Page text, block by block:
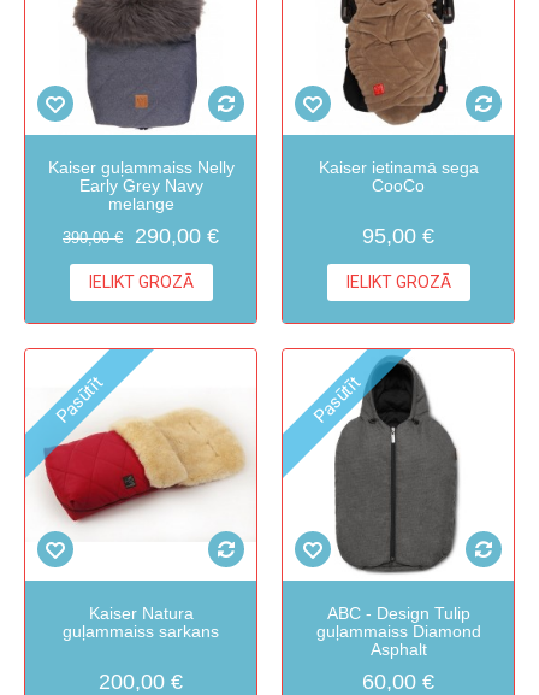
Kaiser guļammaiss Nelly
Early Grey Navy
melange
390,00 € 290,00 €
IELIKT GROZĀ
Kaiser ietinamā sega
CooCo
95,00 €
IELIKT GROZĀ
Pasūtīt
Kaiser Natura
guļammaiss sarkans
200,00 €
Pasūtīt
ABC - Design Tulip
guļammaiss Diamond
Asphalt
60,00 €